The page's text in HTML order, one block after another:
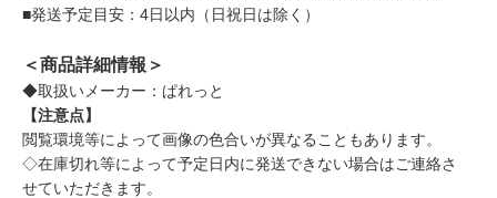
■発送予定目安：4日以内（日祝日は除く）
＜商品詳細情報＞
◆取扱いメーカー：ぱれっと
【注意点】
閲覧環境等によって画像の色合いが異なることもあります。
◇在庫切れ等によって予定日内に発送できない場合はご連絡さ
せていただきます。